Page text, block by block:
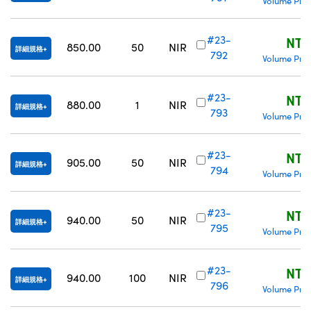
詳細規格 850.00 50 NIR
#23-
792
Volume
詳細規格 880.00 1 NIR
#23-
793
Volume
詳細規格 905.00 50 NIR
#23-
794
Volume
詳細規格 940.00 50 NIR
#23-
795
Volume
詳細規格 940.00 100 NIR
#23-
796
Volume